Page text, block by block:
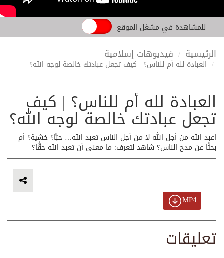
للمشاهدة في مشغل الموقع
الرئيسية فيديوهات إسلامية
العبادة لله أم للناس؟ | كيف تجعل عبادتك خالصة لوجه الله؟
العبادة لله أم للناس؟ | كيف
تجعل عبادتك خالصة لوجه الله؟
اعبد الله من أجل الله لا من أجل الناس تعبد الله… حبًّا؟ خشية؟ أم
بحثًا عن مدح الناس؟ شاهد لتعرف: ما معنى أن تعبد الله حقًّا؟
MP4
تعليقات